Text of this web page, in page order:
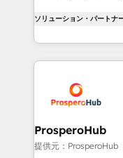
marketing
to your needs and
Accreditations.
services are
Certified Trainers
Acompañamos a
crecimiento
reales. Nos
técnica con una
ソリューション・パートナ
ProsperoHub
提供元：ProsperoHub